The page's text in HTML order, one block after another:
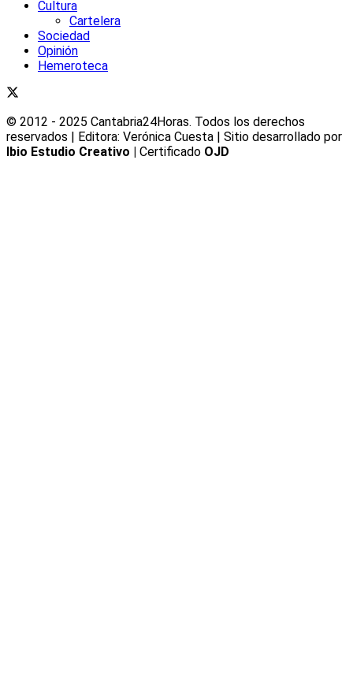
Cultura
Cartelera
Sociedad
Opinión
Hemeroteca
© 2012 - 2025 Cantabria24Horas. Todos los derechos
reservados | Editora: Verónica Cuesta | Sitio desarrollado por
Ibio Estudio Creativo | Certificado OJD